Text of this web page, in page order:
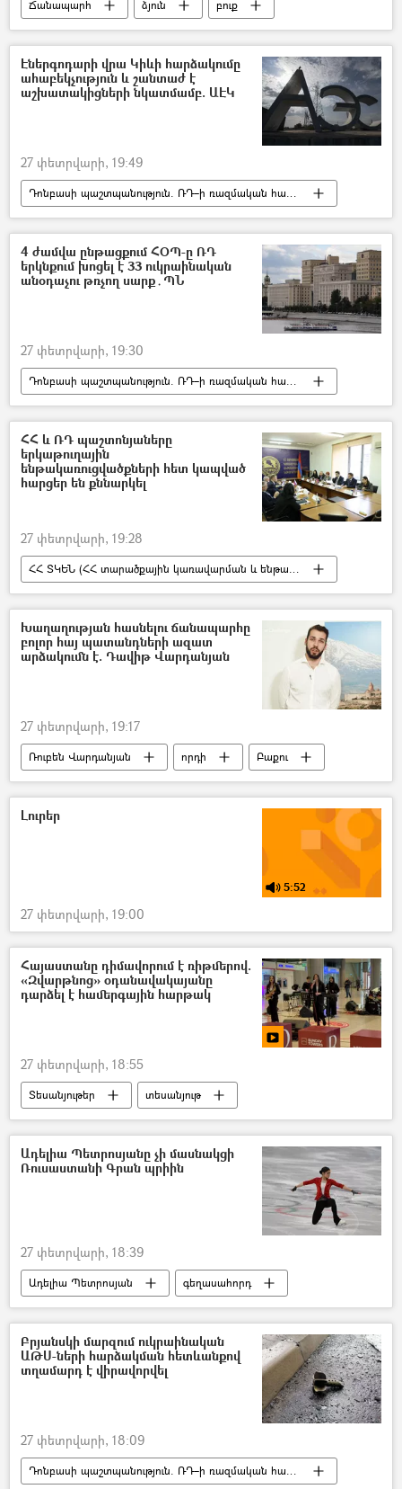
Ճանապարհ ձյուն
բուք
բեռնատար
Արագածոտնի մարզ
ցիկլոն
Էներգոդարի վրա Կիևի հարձակումը
ահաբեկչություն և շանտաժ է
աշխատակիցների նկատմամբ. ԱԷԿ
27 փետրվարի, 19:49
Դոնբասի պաշտպանություն. ՌԴ–ի ռազմական հատուկ գործողությունը Ուկրաինայում
Զապորոժիե
ատոմակայան
Հատուկ ռազմական գործողություն
ռազմական հատուկ գործողություն
4 ժամվա ընթացքում ՀՕՊ-ը ՌԴ
երկնքում խոցել է 33 ուկրաինական
անօդաչու թռչող սարք․ՊՆ
27 փետրվարի, 19:30
Դոնբասի պաշտպանություն. ՌԴ–ի ռազմական հատուկ գործողությունը Ուկրաինայում
Ուկրաինա
Ռուսաստան
Պատերազմ
անօդաչու թռչող սարք (ԱԹՍ)
ՀՀ և ՌԴ պաշտոնյաները
երկաթուղային
ենթակառուցվածքների հետ կապված
հարցեր են քննարկել
27 փետրվարի, 19:28
ՀՀ ՏԿԵՆ (ՀՀ տարածքային կառավարման և ենթակառուցվածքների նախարարություն)
երկաթուղի
Հարավկովկասյան երկաթուղի (ՀԿԵ)
Խաղաղության հասնելու ճանապարհը
բոլոր հայ պատանդների ազատ
արձակումն է. Դավիթ Վարդանյան
27 փետրվարի, 19:17
Ռուբեն Վարդանյան որդի
Բաքու
գերի
Հայ գերիներ, անհետ կորածներ
Լուրեր
5:52
27 փետրվարի, 19:00
Հայաստանը դիմավորում է ռիթմերով.
«Զվարթնոց» օդանավակայանը
դարձել է համերգային հարթակ
27 փետրվարի, 18:55
Տեսանյութեր
տեսանյութ
«Զվարթնոց» օդանավակայան
Համերգ
Ադելիա Պետրոսյանը չի մասնակցի
Ռուսաստանի Գրան պրիին
27 փետրվարի, 18:39
Ադելիա Պետրոսյան
գեղասահորդ
գեղասահք
Ռուսաստան
Բրյանսկի մարզում ուկրաինական
ԱԹՍ-ների հարձակման հետևանքով
տղամարդ է վիրավորվել
27 փետրվարի, 18:09
Դոնբասի պաշտպանություն. ՌԴ–ի ռազմական հատուկ գործողությունը Ուկրաինայում